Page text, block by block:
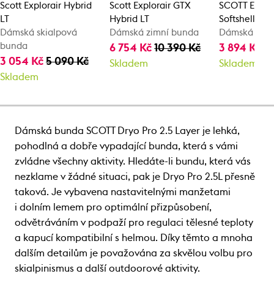
Scott Explorair Hybrid
Dámská skialpová
bunda
3 054 Kč 5 090 Kč
Skladem
Scott Explorair GTX
Hybrid LT
Dámská zimní bunda
6 754 Kč10 390 Kč
Skladem
SCOTT
Softshell
Dámská
3 894 Kč
Skladem
Dámská bunda SCOTT Dryo Pro 2.5 Layer je lehká,
pohodlná a dobře vypadající bunda, která s vámi
zvládne všechny aktivity. Hledáte-li bundu, která vás
nezklame v žádné situaci, pak je Dryo Pro 2.5L přesně
taková. Je vybavena nastavitelnými manžetami
i dolním lemem pro optimální přizpůsobení,
odvětráváním v podpaží pro regulaci tělesné teploty
a kapucí kompatibilní s helmou. Díky těmto a mnoha
dalším detailům je považována za skvělou volbu pro
skialpinismus a další outdoorové aktivity.